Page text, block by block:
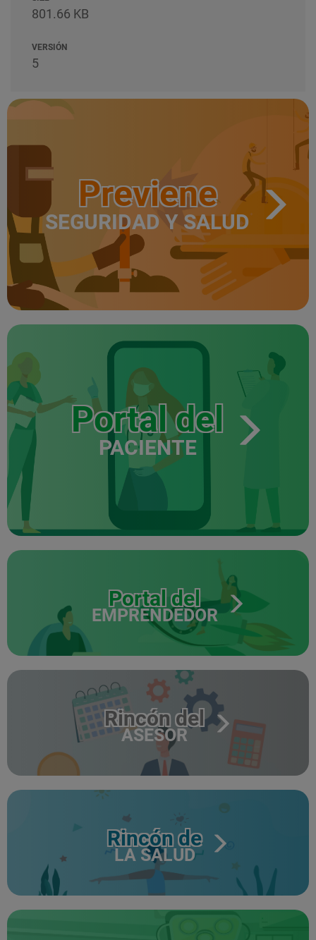
801.66 KB
VERSIÓN
5
Previene
SEGURIDAD Y SALUD
Portal del
PACIENTE
Portal del
EMPRENDEDOR
Rincón del
ASESOR
Rincón de
LA SALUD